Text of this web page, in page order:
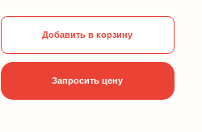
Добавить в корзину
Запросить цену